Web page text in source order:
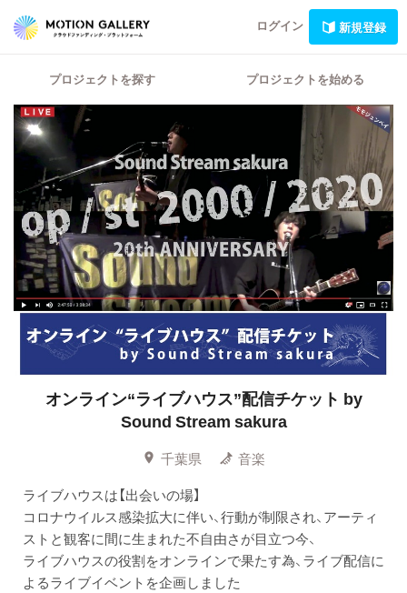
ログイン 新規登録
プロジェクトを探す プロジェクトを始める
オンライン“ライブハウス”配信チケット by
Sound Stream sakura
千葉県
音楽
ライブハウスは【出会いの場】
コロナウイルス感染拡大に伴い、行動が制限され、アーティ
ストと観客に間に生まれた不自由さが目立つ今、
ライブハウスの役割をオンラインで果たす為、ライブ配信に
よるライブイベントを企画しました